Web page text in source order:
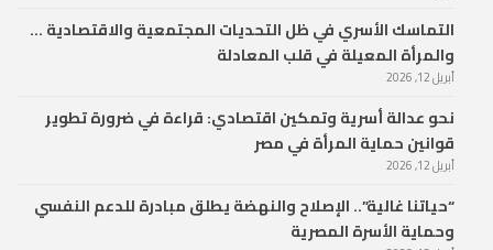
التماسك الأسري في ظل التحديات المجتمعية والاقتصادية …
والمرأة المعيلة في قلب المعادلة
أبريل 12, 2026
نحو عدالة أسرية وتمكين اقتصادي: قراءة في ضرورة تطوير
قوانين حماية المرأة في مصر
أبريل 12, 2026
“حياتنا غالية”.. الإصلاح والنهضة يطلق مبادرة للدعم النفسي
وحماية الأسرة المصرية